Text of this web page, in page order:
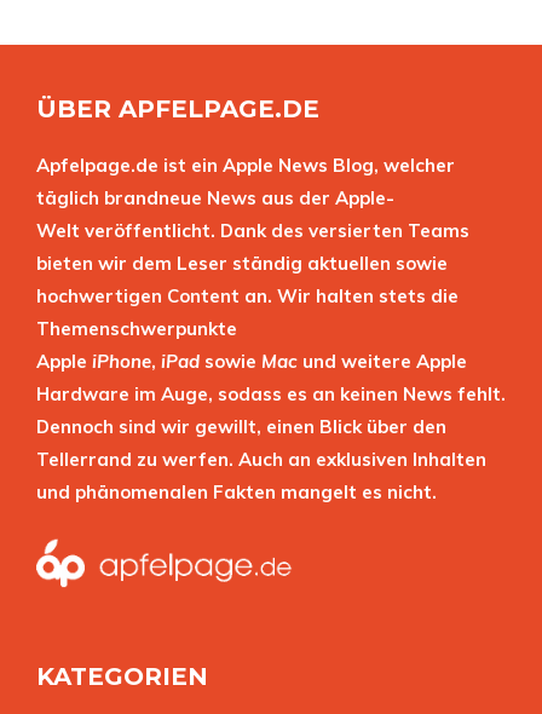
ÜBER APFELPAGE.DE
Apfelpage.de ist ein Apple News Blog, welcher
täglich brandneue News aus der Apple-
Welt veröffentlicht. Dank des versierten Teams
bieten wir dem Leser ständig aktuellen sowie
hochwertigen Content an. Wir halten stets die
Themenschwerpunkte
Apple iPhone, iPad sowie Mac und weitere Apple
Hardware im Auge, sodass es an keinen News fehlt.
Dennoch sind wir gewillt, einen Blick über den
Tellerrand zu werfen. Auch an exklusiven Inhalten
und phänomenalen Fakten mangelt es nicht.
KATEGORIEN